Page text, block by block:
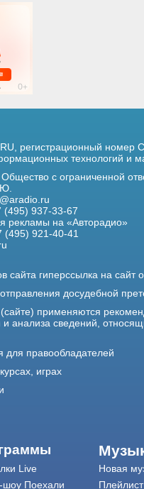
регистрационный номер
технологий и
Общество с ограниченной
(495) 937-33-67
рекламы на «Авторадио»
(495) 921-40-41
сайта гиперссылка на сайт
досудебной
применяются
анализа сведений,
правообладателей
играх
Live
шоу Поехали
Новая
Плейлист